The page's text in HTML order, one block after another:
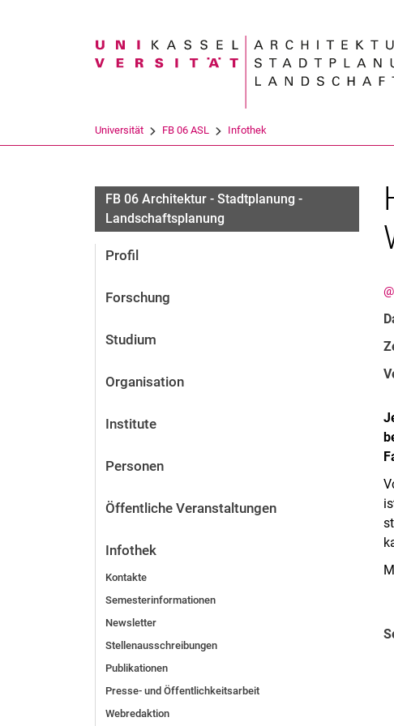
Suchbegriff
Universität FB 06 ASL Infothek
FB 06 Architektur - Stadtplanung -
Landschaftsplanung
Profil
Forschung
Studium
Organisation
Institute
Personen
Öffentliche Veranstaltungen
Infothek
Kontakte
Semesterinformationen
Newsletter
Stellenausschreibungen
Publikationen
Presse- und Öffentlichkeitsarbeit
Webredaktion